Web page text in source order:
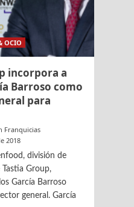
OCIO
incorpora a
Barroso como
para
Franquicias
2018
división de
Group,
García Barroso
general. García